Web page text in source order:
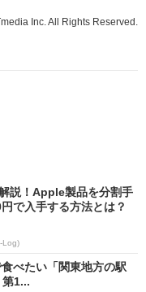
Inc. All Rights Reserved.
説！Apple製品を分割手
で入手する方法とは？
Log)
べたい「関東地方の駅
1...